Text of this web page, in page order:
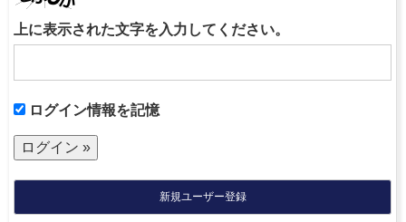
上に表示された文字を入力してください。
ログイン情報を記憶
新規ユーザー登録